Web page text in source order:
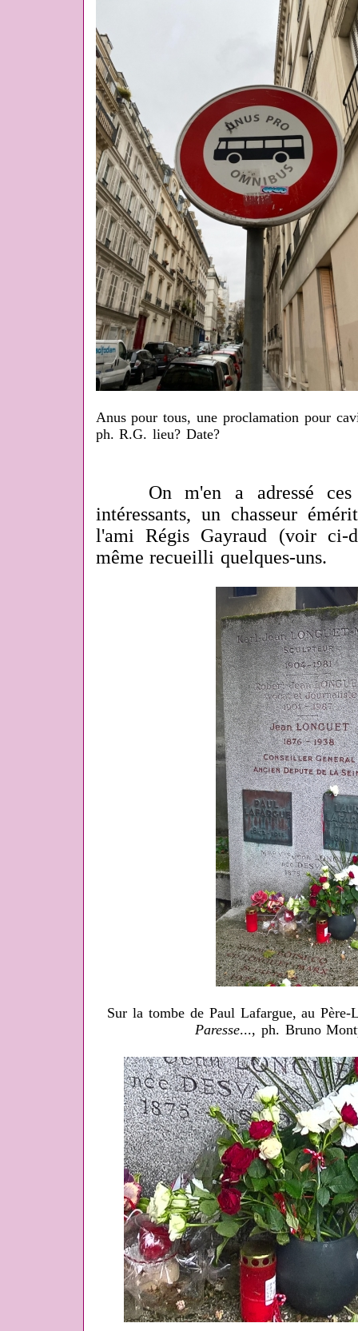
Anus pour tous, une proclamation pour
ph. R.G. lieu? Date?
On m'en a adressé ces
intéressants, un chasseur
l'ami Régis Gayraud (voir ci-
même recueilli quelques-uns.
Sur la tombe de Paul Lafargue, au
Paresse..., ph. Bruno